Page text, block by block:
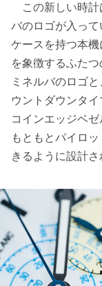
この新しい時計
バのロゴが入って
ケースを持つ本
を象徴するふた
ミネルバのロゴ
ウントダウンタ
コインエッジベ
もともとパイロ
きるように設計さ